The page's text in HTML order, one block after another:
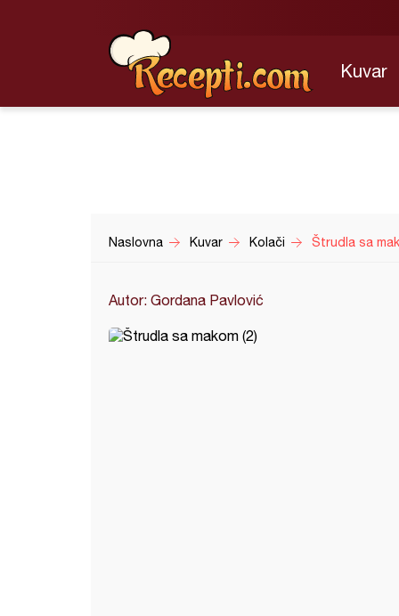
Kuvar
Naslovna Kuvar Kolači Štrudla sa
Autor: Gordana Pavlović